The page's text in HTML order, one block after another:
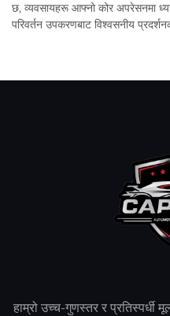
छ, व्यवसायहरू आफ्नो कोर अपरेसनमा
परिवर्तन उपकरणबाट विश्वसनीय
हाम्रो उच्च-गुणस्तर र प्रतिस्पर्धी